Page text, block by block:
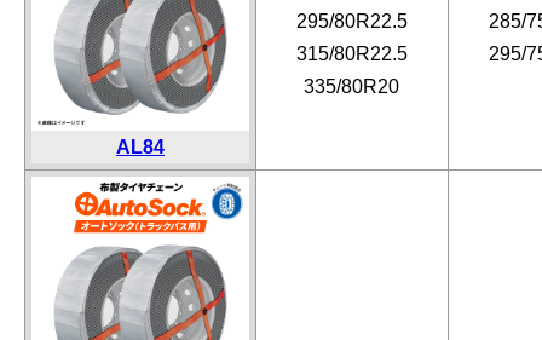
AL84
295/80R22.5
315/80R22.5
335/80R20
285/
295/